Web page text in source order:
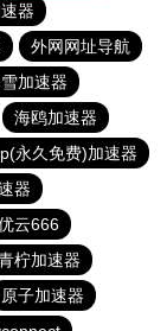
器
外网网址导航
加速器
海鸥加速器
永久免费)加速器
器
云666
柠加速器
原子加速器